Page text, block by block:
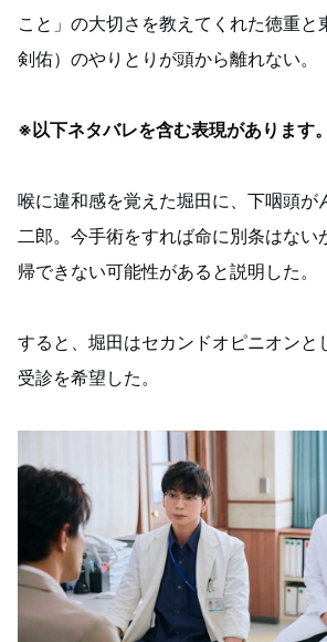
こと」の大切さを教えてくれた徳重と
剣佑）のやりとりが頭から離れない。
※以下ネタバレを含む表現があります
喉に違和感を覚えた堀田に、下咽頭が
二郎。今手術をすれば命に別条はない
帰できない可能性があると説明した。
すると、堀田はセカンドオピニオンと
受診を希望した。